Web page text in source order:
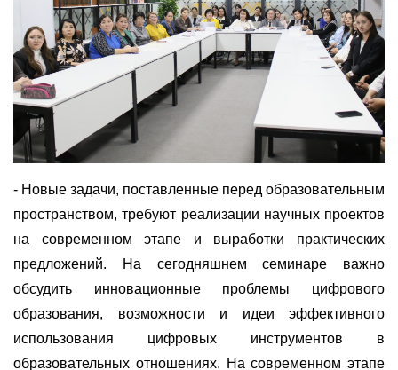
- Новые задачи, поставленные перед образовательным
пространством, требуют реализации научных проектов
на современном этапе и выработки практических
предложений. На сегодняшнем семинаре важно
обсудить инновационные проблемы цифрового
образования, возможности и идеи эффективного
использования цифровых инструментов в
образовательных отношениях. На современном этапе